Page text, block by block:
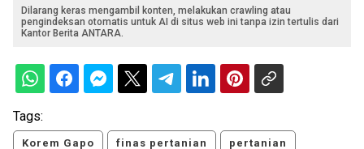
Dilarang keras mengambil konten, melakukan crawling atau
pengindeksan otomatis untuk AI di situs web ini tanpa izin tertulis dari
Kantor Berita ANTARA.
Tags:
Korem Gapo finas pertanian pertanian